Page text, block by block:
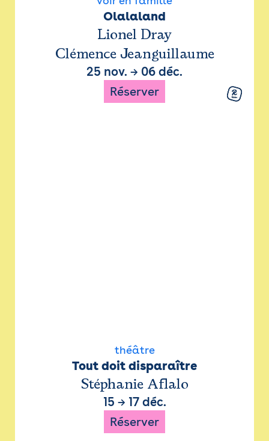
Olalaland
Lionel Dray
Clémence Jeanguillaume
25 nov. → 06 déc.
Réserver
théâtre
Tout doit disparaître
Stéphanie Aflalo
15 → 17 déc.
Réserver